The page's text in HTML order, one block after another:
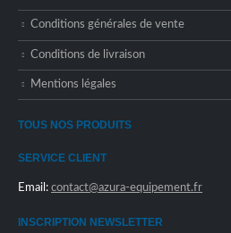
Conditions générales de vente
Conditions de livraison
Mentions légales
TOUS NOS PRODUITS
SERVICE CLIENT
Email: contact@azura-equipement.fr
INSCRIPTION NEWSLETTER